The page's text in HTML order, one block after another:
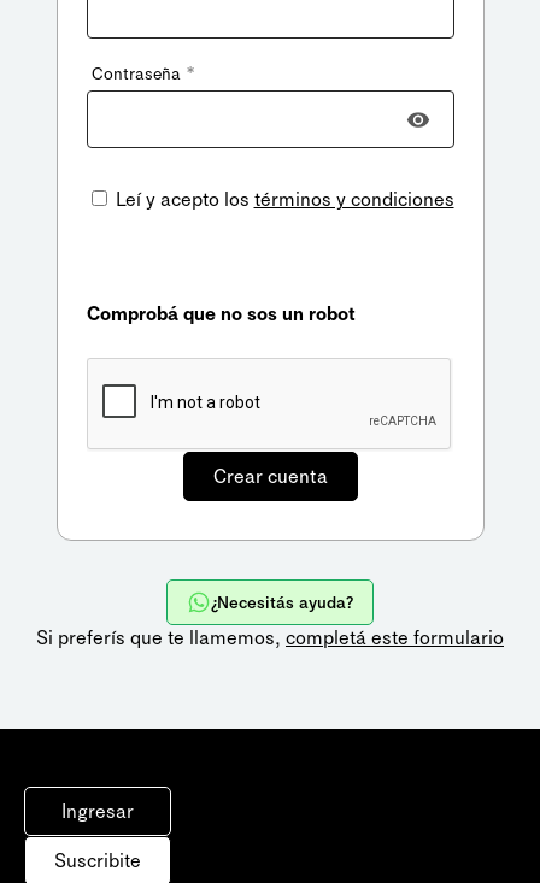
Contraseña *
Leí y acepto los términos y condiciones
Comprobá que no sos un robot
¿Necesitás ayuda?
Si preferís que te llamemos, completá este formulario
Ingresar
Suscribite